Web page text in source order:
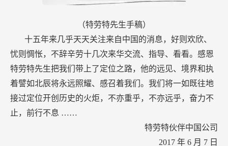
（特劳特先生手稿）
十五年来几乎天天关注来自中国的消息，好则欢欣、
忧则惆怅，不辞辛劳十几次来华交流、指导、看看。感恩
特劳特先生把我们带上了定位之路，他的远见、境界和执
着譬如北辰将永远照耀、感召着我们。我们将一如既往地
接过定位开创历史的火炬，不亦重乎，不亦远乎，奋力不
止，前行不息 ……
特劳特伙伴中国公司
2017 年 6 月 7 日